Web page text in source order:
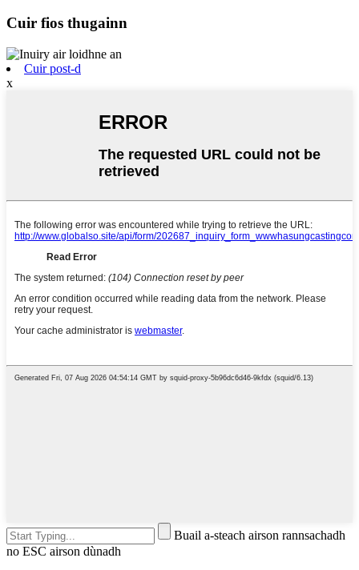
Cuir fios thugainn
Cuir post-d
x
Buail a-steach airson rannsachadh
no ESC airson dùnadh